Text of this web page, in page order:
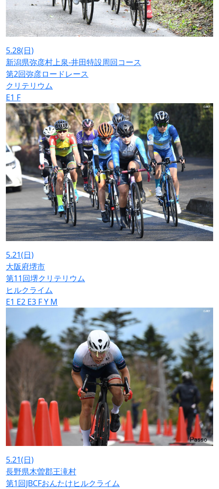
5.28(日)
新潟県弥彦村上泉-井田特設周回コース
第2回弥彦ロードレース
クリテリウム
E1 F
5.21(日)
大阪府堺市
第11回堺クリテリウム
ヒルクライム
E1 E2 E3 FY M
5.21(日)
⻑野県⽊曽郡王滝村
第1回JBCFおんたけヒルクライム